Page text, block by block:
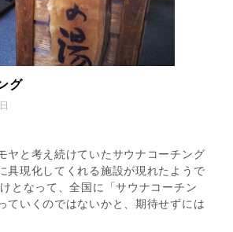
グ
ヤと考え続けていたサウナコーチング
具現化してくれる施設が現れたようで
となって、全国に「サウナコーチン
ていくのではないかと、期待せずには